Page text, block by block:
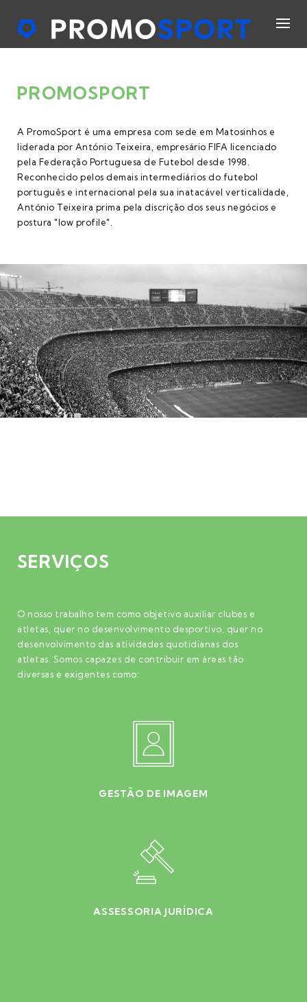
PROMOSPORT
A PromoSport é uma empresa com sede em Matosinhos e
liderada por António Teixeira, empresário FIFA licenciado
pela Federação Portuguesa de Futebol desde 1998.
Reconhecido pelos demais intermediários do futebol
português e internacional pela sua inatacável verticalidade,
António Teixeira prima pela discrição dos seus negócios e
postura "low profile".
SERVIÇOS
O nosso trabalho tem como objetivo auxiliar clubes e
atletas, quer no desenvolvimento desportivo, quer no
desenvolvimento das atividades quotidianas dos
atletas. Somos capazes de contribuir em áreas tão
diversas e exigentes como:
GESTÃO DE IMAGEM
ASSESSORIA JURÍDICA